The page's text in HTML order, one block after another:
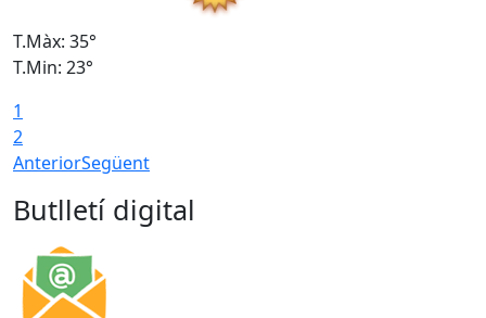
T.Màx: 35°
T.Min: 23°
1
2
AnteriorSegüent
Butlletí digital